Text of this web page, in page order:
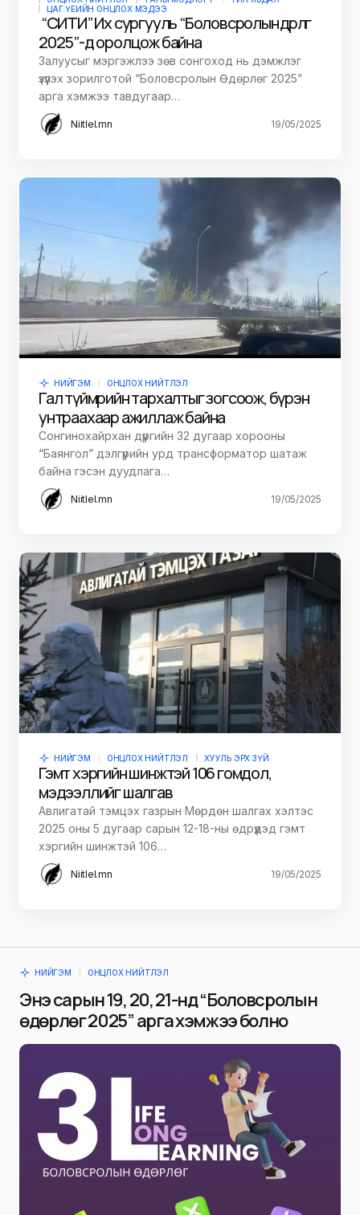
ЦАГ ҮЕИЙН ОНЦЛОХ МЭДЭЭ
“СИТИ” Их сургууль “Боловсролын өдөрлөг
2025”-д оролцож байна
Залуусыг мэргэжлээ зөв сонгоход нь дэмжлэг
үзүүлэх зорилготой “Боловсролын Өдөрлөг 2025”
арга хэмжээ тавдугаар…
Niitlel.mn 19/05/2025
НИЙГЭМ ОНЦЛОХ НИЙТЛЭЛ
Гал түймрийн тархалтыг зогсоож, бүрэн
унтраахаар ажиллаж байна
Сонгинохайрхан дүүргийн 32 дугаар хорооны
“Баянгол” дэлгүүрийн урд трансформатор шатаж
байна гэсэн дуудлага…
Niitlel.mn 19/05/2025
НИЙГЭМ ОНЦЛОХ НИЙТЛЭЛ ХУУЛЬ ЭРХ ЗҮЙ
Гэмт хэргийн шинжтэй 106 гомдол,
мэдээллийг шалгав
Авлигатай тэмцэх газрын Мөрдөн шалгах хэлтэс
2025 оны 5 дугаар сарын 12-18-ны өдрүүдэд гэмт
хэргийн шинжтэй 106…
Niitlel.mn 19/05/2025
НИЙГЭМ ОНЦЛОХ НИЙТЛЭЛ
Энэ сарын 19, 20, 21-нд “Боловсролын
өдөрлөг 2025” арга хэмжээ болно